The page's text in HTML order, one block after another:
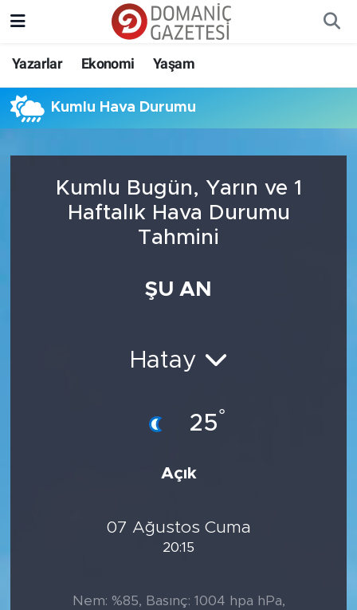
Yazarlar Ekonomi Yaşam
Kumlu Hava Durumu
Kumlu Bugün, Yarın ve 1
Haftalık Hava Durumu
Tahmini
ŞU AN
Hatay
25°
Açık
07 Ağustos Cuma
20:15
Nem: %85, Basınç: 1004 hpa hPa,